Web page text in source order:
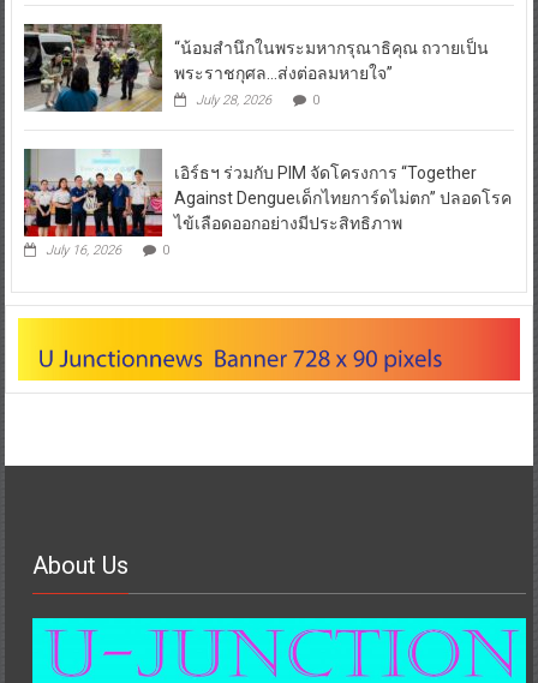
“น้อมสำนึกในพระมหากรุณาธิคุณ ถวายเป็น
พระราชกุศล…ส่งต่อลมหายใจ”
July 28, 2026 0
เอิร์ธฯ ร่วมกับ PIM จัดโครงการ “Together
Against Dengueเด็กไทยการ์ดไม่ตก” ปลอดโรค
ไข้เลือดออกอย่างมีประสิทธิภาพ
July 16, 2026 0
About Us